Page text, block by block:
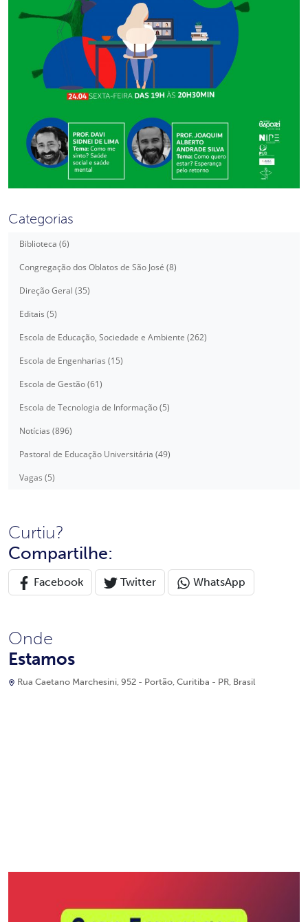
Categorias
Biblioteca (6)
Congregação dos Oblatos de São José (8)
Direção Geral (35)
Editais (5)
Escola de Educação, Sociedade e Ambiente (262)
Escola de Engenharias (15)
Escola de Gestão (61)
Escola de Tecnologia de Informação (5)
Notícias (896)
Pastoral de Educação Universitária (49)
Vagas (5)
Curtiu?
Compartilhe:
Facebook Twitter WhatsApp
Onde
Estamos
Rua Caetano Marchesini, 952 - Portão, Curitiba - PR, Brasil